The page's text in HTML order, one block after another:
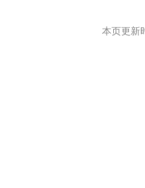
本页更新